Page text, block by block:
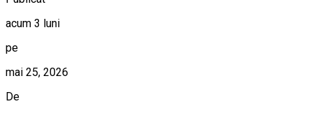
acum 3 luni
pe
mai 25, 2026
De